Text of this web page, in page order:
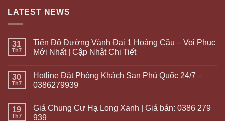
LATEST NEWS
31
Th7
Tiến Độ Đường Vành Đai 1 Hoàng Cầu – Voi Phục
Mới Nhất | Cập Nhật Chi Tiết
30
Th7
Hotline Đặt Phòng Khách Sạn Phú Quốc 24/7 –
0386279939
19
Th7
Giá Chung Cư Hạ Long Xanh | Giá bán: 0386 279
939